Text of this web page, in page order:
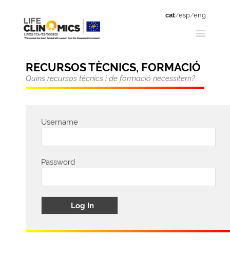
cat/esp/eng
RECURSOS TÈCNICS, FORMACIÓ
Quins recursos tècnics i de formació necessitem?
Username
Password